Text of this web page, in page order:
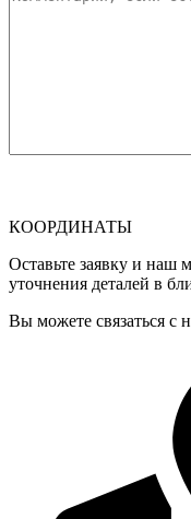
КООРДИНАТЫ
Оставьте заявку и наш
уточнения деталей в
Вы можете связаться с